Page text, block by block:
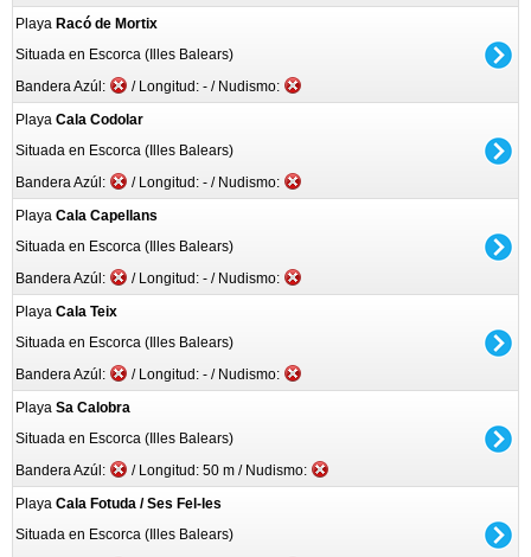
Playa Racó de Mortix
Situada en Escorca (Illes Balears)
Bandera Azúl:
/ Longitud: - / Nudismo:
Playa Cala Codolar
Situada en Escorca (Illes Balears)
Bandera Azúl:
/ Longitud: - / Nudismo:
Playa Cala Capellans
Situada en Escorca (Illes Balears)
Bandera Azúl:
/ Longitud: - / Nudismo:
Playa Cala Teix
Situada en Escorca (Illes Balears)
Bandera Azúl:
/ Longitud: - / Nudismo:
Playa Sa Calobra
Situada en Escorca (Illes Balears)
Bandera Azúl:
/ Longitud: 50 m / Nudismo:
Playa Cala Fotuda / Ses Fel-les
Situada en Escorca (Illes Balears)